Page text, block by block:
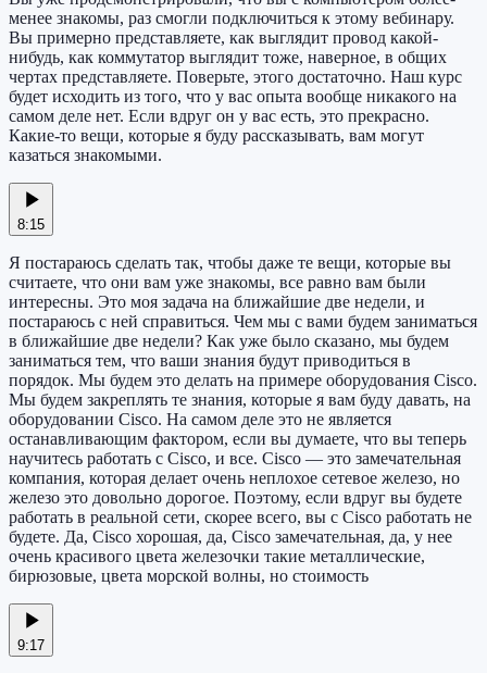
менее знакомы, раз смогли подключиться к этому вебинару.
Вы примерно представляете, как выглядит провод какой-
нибудь, как коммутатор выглядит тоже, наверное, в общих
чертах представляете. Поверьте, этого достаточно. Наш курс
будет исходить из того, что у вас опыта вообще никакого на
самом деле нет. Если вдруг он у вас есть, это прекрасно.
Какие-то вещи, которые я буду рассказывать, вам могут
казаться знакомыми.
8:15
Я постараюсь сделать так, чтобы даже те вещи, которые вы
считаете, что они вам уже знакомы, все равно вам были
интересны. Это моя задача на ближайшие две недели, и
постараюсь с ней справиться. Чем мы с вами будем заниматься
в ближайшие две недели? Как уже было сказано, мы будем
заниматься тем, что ваши знания будут приводиться в
порядок. Мы будем это делать на примере оборудования Cisco.
Мы будем закреплять те знания, которые я вам буду давать, на
оборудовании Cisco. На самом деле это не является
останавливающим фактором, если вы думаете, что вы теперь
научитесь работать с Cisco, и все. Cisco — это замечательная
компания, которая делает очень неплохое сетевое железо, но
железо это довольно дорогое. Поэтому, если вдруг вы будете
работать в реальной сети, скорее всего, вы с Cisco работать не
будете. Да, Cisco хорошая, да, Cisco замечательная, да, у нее
очень красивого цвета железочки такие металлические,
бирюзовые, цвета морской волны, но стоимость
9:17